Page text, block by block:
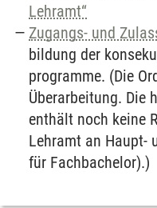
Lehramt“
Zugangs- und
bildung der
programme. (Die
Überarbeitung. Die
enthält noch keine
Lehramt an Haupt-
für Fachbachelor).)